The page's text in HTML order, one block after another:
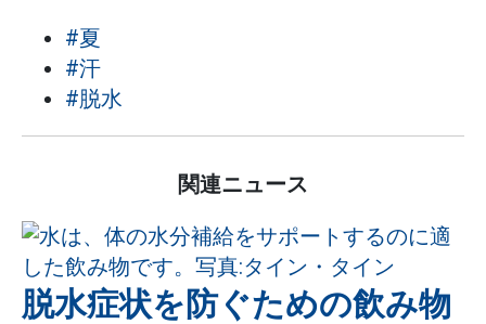
#夏
#汗
#脱水
関連ニュース
脱水症状を防ぐための飲み物